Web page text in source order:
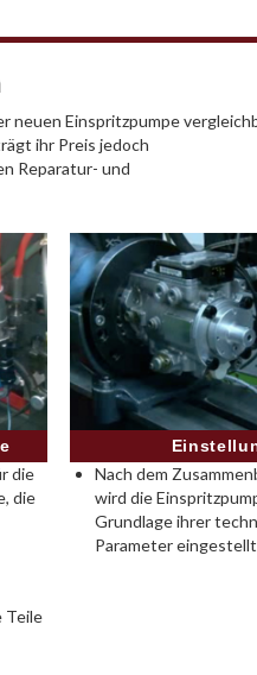
neuen Einspritzpumpe
ihr Preis jedoch
Reparatur- und
die
die
Teile
Nach dem
wird die
Grundlage ihrer
Parameter eingestellt